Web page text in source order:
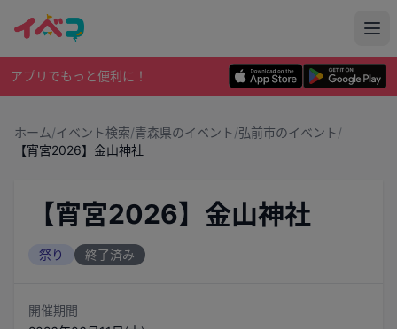
アプリでもっと便利に！
ホーム/イベント検索/青森県のイベント/弘前市のイベント/
【宵宮2026】金山神社
【宵宮2026】金山神社
祭り 終了済み
開催期間